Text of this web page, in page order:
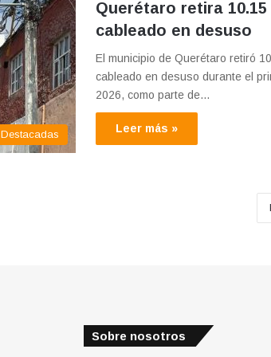
Destacadas
Querétaro retira
cableado en desuso
El municipio de Querétaro retiró
cableado en desuso durante el
2026, como parte de…
Leer más »
Sobre nosotros